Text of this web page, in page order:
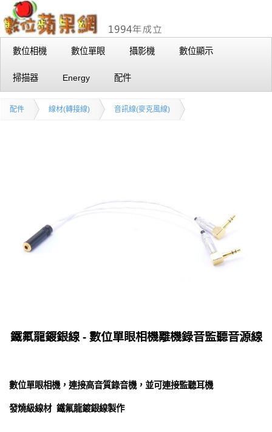
數位相機 數位單眼 攝影機 數位顯示
掃描器 Energy 配件
配件 線材(轉接線) 音訊線(麥克風線)
鐵氟龍鍍銀線 - 數位單眼相機離機錄音監聽音源線
數位單眼相機，連接高音質錄音機，並可連接監聽耳機
發燒級線材 鐵氟龍鍍銀線製作